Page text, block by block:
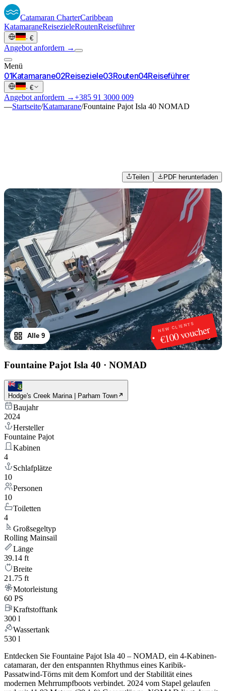
Catamaran CharterCaribbean
KatamaraneReisezieleRoutenReiseführer
· €
Angebot anfordern →
Menü
01Katamarane02Reiseziele03Routen04Reiseführer
· €
Angebot anfordern →+385 91 3000 009
—Startseite/Katamarane/Fountaine Pajot Isla 40 NOMAD
Teilen PDF herunterladen
NEW CLIENTS
€100 voucher
1 /9
Alle 9
Fountaine Pajot Isla 40 · NOMAD
Hodge's Creek Marina | Parham Town
Baujahr
2024
Hersteller
Fountaine Pajot
Kabinen
4
Schlafplätze
10
Personen
10
Toiletten
4
Großsegeltyp
Rolling Mainsail
Länge
39.14 ft
Breite
21.75 ft
Motorleistung
60 PS
Kraftstofftank
300 l
Wassertank
530 l
Entdecken Sie Fountaine Pajot Isla 40 – NOMAD, ein 4-Kabinen-
catamaran, der den entspannten Rhythmus eines Karibik-
Passatwind-Törns mit dem Komfort und der Stabilität eines
modernen Mehrrumpfboots verbindet. 2024 vom Stapel gelaufen